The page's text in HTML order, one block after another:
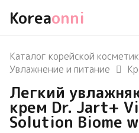
Koreaonni
Каталог корейской
Увлажнение и питание
Легкий
крем Dr. Jart+
Solution Biome